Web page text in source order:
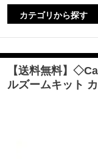
カテゴリから探す
【送料無料】
ルズームキット